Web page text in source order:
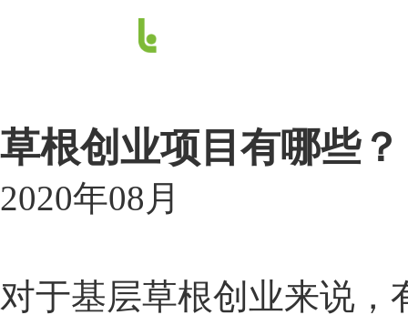
草根创业项目有哪些？
2020年08月
对于基层草根创业来说